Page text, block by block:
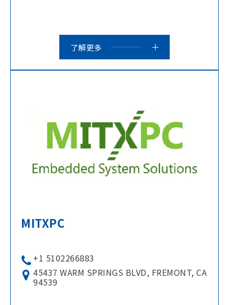
了解更多
MITXPC
+1 5102266883
45437 WARM SPRINGS BLVD, FREMONT, CA
94539